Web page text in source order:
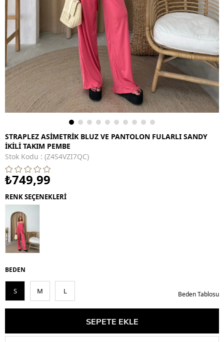
STRAPLEZ ASİMETRİK BLUZ VE PANTOLON FULARLI SANDY
İKİLİ TAKIM PEMBE
Stok Kodu
(Z4S4VZI7QC)
₺749,99
RENK SEÇENEKLERİ
BEDEN
S M L Beden Tablosu